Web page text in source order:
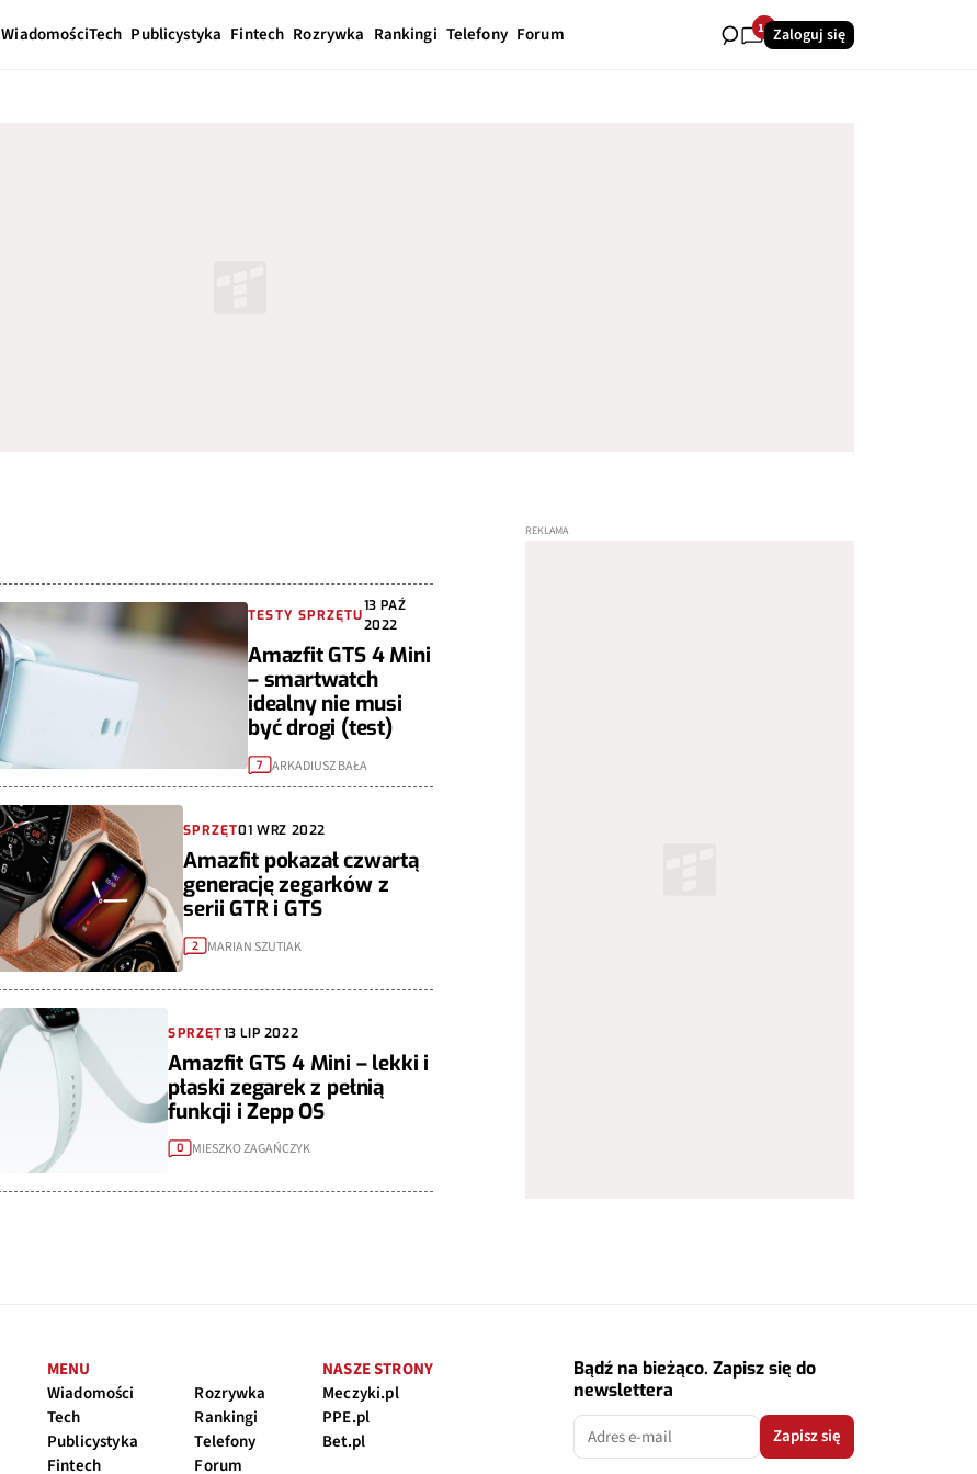
WiadomościTech Publicystyka Fintech Rozrywka Rankingi Telefony Forum 11Zaloguj się
TESTY SPRZĘTU
13 PAŹ
2022
Amazfit GTS 4 Mini
– smartwatch
idealny nie musi
być drogi (test)
7 ARKADIUSZ BAŁA
SPRZĘT01 WRZ 2022
Amazfit pokazał czwartą
generację zegarków z
serii GTR i GTS
2 MARIAN SZUTIAK
SPRZĘT13 LIP 2022
Amazfit GTS 4 Mini – lekki i
płaski zegarek z pełnią
funkcji i Zepp OS
0 MIESZKO ZAGAŃCZYK
MENU
Wiadomości
Tech
Publicystyka
Fintech
Rozrywka
Rankingi
Telefony
Forum
NASZE STRONY
Meczyki.pl
PPE.pl
Bet.pl
Bądź na bieżąco. Zapisz się do
newslettera
Zapisz się